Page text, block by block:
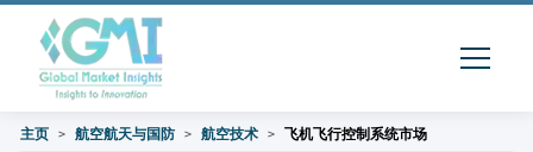
主页 航空航天与国防 航空技术 飞机飞行控制系统市场